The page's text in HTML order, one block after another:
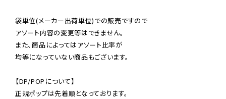
袋単位(メーカー出荷単位)での販売ですので
アソート内容の変更等はできません。
また、商品によってはアソート比率が
均等になっていない商品もございます。
【DP/POPについて】
正規ポップは先着順となっております。